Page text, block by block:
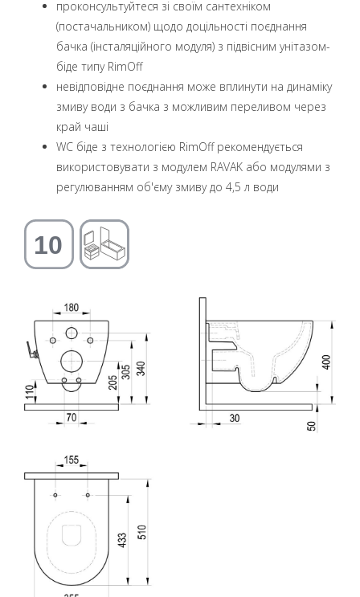
проконсультуйтеся зі своїм сантехніком
(постачальником) щодо доцільності поєднання
бачка (інсталяційного модуля) з підвісним унітазом-
біде типу RimOff
невідповідне поєднання може вплинути на динаміку
змиву води з бачка з можливим переливом через
край чаші
WC біде з технологією RimOff рекомендується
використовувати з модулем RAVAK або модулями з
регулюванням об'єму змиву до 4,5 л води